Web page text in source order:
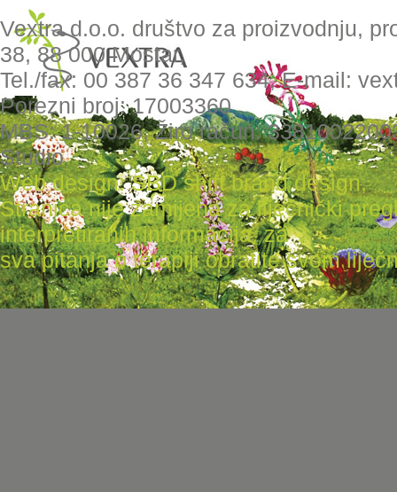
Vextra d.o.o. društvo za proizvodnju,
38, 88 000 Mostar,
Tel./fax: 00 387 36 347 634, E-mail:
Porezni broj: 17003360
MBS: 1-10026, Žiro račun:
Studio
Web design: SBD shift brand design,
Stranica nije zamijena za liječnički
interpretiranih informacija, za
sva pitanja o terapiji obratite svom